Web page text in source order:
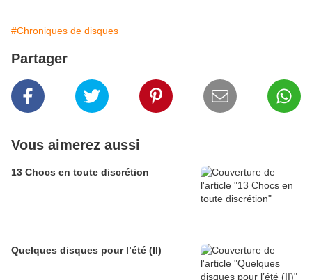
#Chroniques de disques
Partager
Vous aimerez aussi
13 Chocs en toute discrétion
Quelques disques pour l’été (II)